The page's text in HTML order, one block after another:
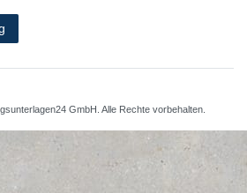
GmbH. Alle Rechte vorbehalten.